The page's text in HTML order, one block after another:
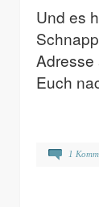
Und es
Adresse
Euch
1